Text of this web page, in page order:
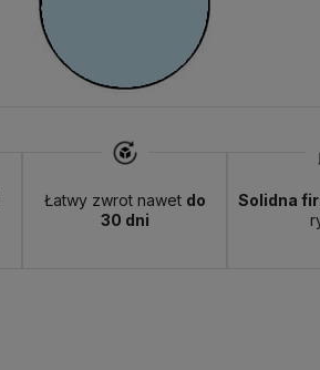
Łatwy zwrot nawet do
30 dni
Solidna